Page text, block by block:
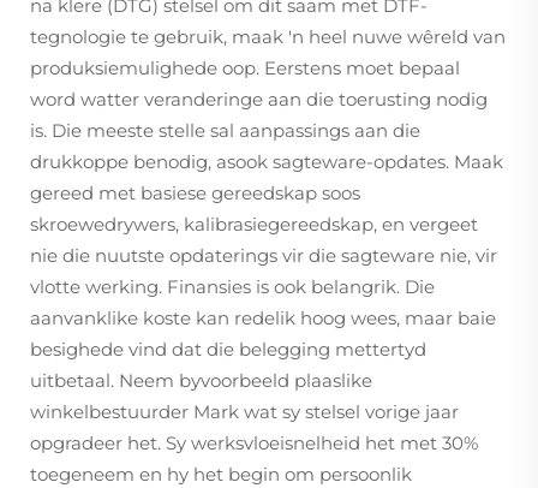
na klere (DTG) stelsel om dit saam met DTF-
tegnologie te gebruik, maak 'n heel nuwe wêreld van
produksiemulighede oop. Eerstens moet bepaal
word watter veranderinge aan die toerusting nodig
is. Die meeste stelle sal aanpassings aan die
drukkoppe benodig, asook sagteware-opdates. Maak
gereed met basiese gereedskap soos
skroewedrywers, kalibrasiegereedskap, en vergeet
nie die nuutste opdaterings vir die sagteware nie, vir
vlotte werking. Finansies is ook belangrik. Die
aanvanklike koste kan redelik hoog wees, maar baie
besighede vind dat die belegging mettertyd
uitbetaal. Neem byvoorbeeld plaaslike
winkelbestuurder Mark wat sy stelsel vorige jaar
opgradeer het. Sy werksvloeisnelheid het met 30%
toegeneem en hy het begin om persoonlik